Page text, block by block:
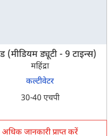
(मीडियम ड्यूटी - 9 टाइन्स)
महिंद्रा
कल्टीवेटर
30-40 एचपी
अधिक जानकारी प्राप्त करें
इसे पूरा करने में 30
नहीं, धन्यवाद
आपकी जानकारी